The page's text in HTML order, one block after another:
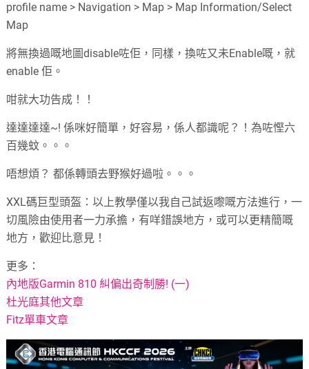
profile name > Navigation > Map > Map Information/Select
Map
將無換過嘅地圖disable咗佢，同樣，換咗又未Enable嘅，就
enable 佢。
咁就大功告成！！
達達達達~! 係咪好簡單，好容易，係人都識呢？！為咗慳六
百幾蚊。。。
唔想煩？ 都係轉頭去野猴好過啦。。。
XXL碼巨型頭盔：以上教學僅以我自己試返嚟嘅方法進行，一
切風險由使用者一力承擔，有咩錯誤地方，或可以更精簡嘅
地方，歡迎比意見！
更多：
內地版Garmin 810 糾偏出奇制勝! (一)
杜光庭其他文章
Fitz單車文章